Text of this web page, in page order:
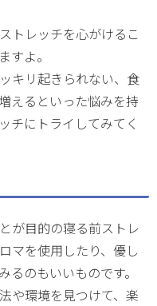
トレッチを心がけるこ
すよ。
キリ起きられない、食
えるといった悩みを持
チにトライしてみてく
が目的の寝る前ストレ
マを使用したり、優し
るのもいいものです。
や環境を見つけて、楽